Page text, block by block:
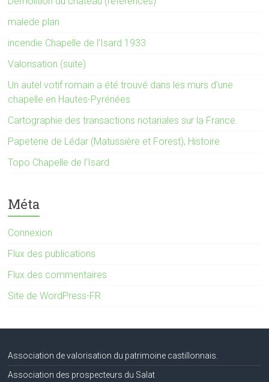
malede plan
incendie Chapelle de l’Isard 1933
Valorisation (suite)
Un autel votif romain a été trouvé dans les murs d’une
chapelle en Hautes-Pyrénées
Cartographie des transactions notariales sur la France.
Papeterie de Lédar (Matussière et Forest), Histoire
Topo Chapelle de l’Isard
Méta
Connexion
Flux des publications
Flux des commentaires
Site de WordPress-FR
Association de valorisation du patrimoine castillonnais.
Association des prospecteurs du Salat